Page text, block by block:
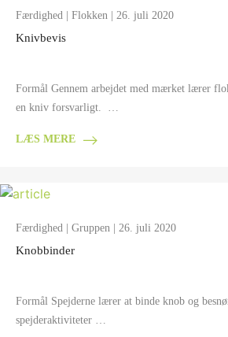
Færdighed Flokken | 26. juli 2020
Knivbevis
Formål Gennem arbejdet med mærket lærer
en kniv forsvarligt. …
LÆS MERE
Færdighed Gruppen | 26. juli 2020
Knobbinder
Formål Spejderne lærer at binde knob og
spejderaktiviteter …